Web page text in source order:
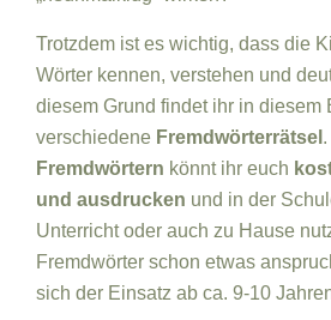
Trotzdem ist es wichtig, dass die
Wörter kennen, verstehen und
diesem Grund findet ihr in diesem
verschiedene Fremdwörterrätsel
Fremdwörtern könnt ihr euch
und ausdrucken und in der
Unterricht oder auch zu Hause
Fremdwörter schon etwas
sich der Einsatz ab ca. 9-10